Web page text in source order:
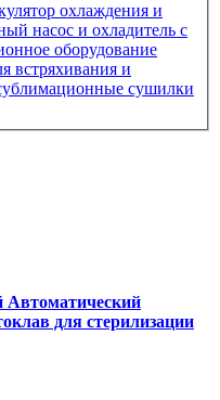
охлаждения и
насос и охладитель с
оборудование
встряхивания и
сушилки
Автоматический
для стерилизации